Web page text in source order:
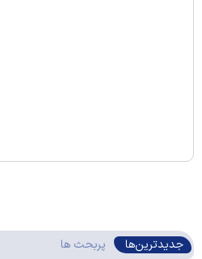
جدیدترین‌ها پربحث ها